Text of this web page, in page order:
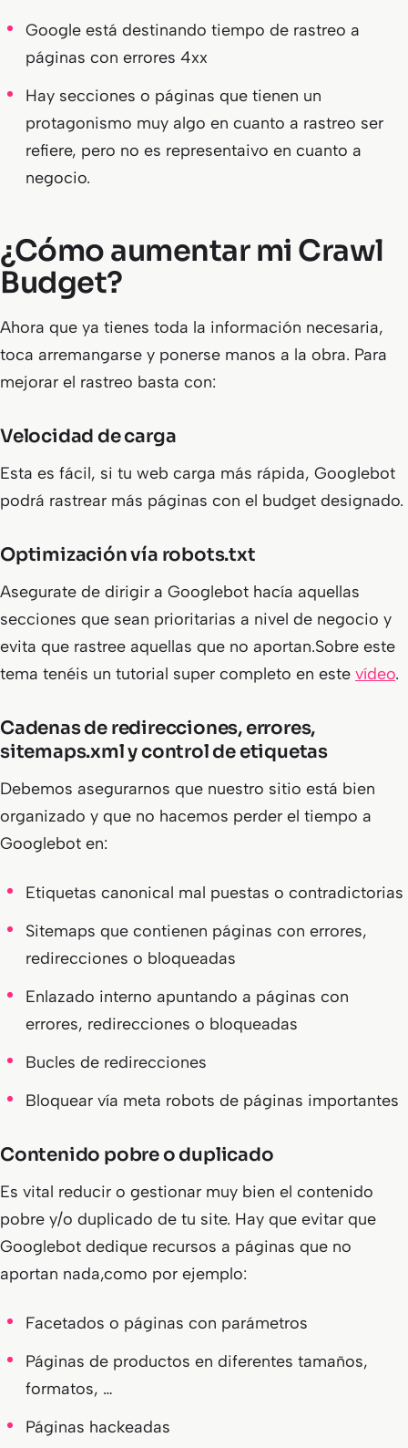
Google está destinando tiempo de rastreo a
páginas con errores 4xx
Hay secciones o páginas que tienen un
protagonismo muy algo en cuanto a rastreo ser
refiere, pero no es representaivo en cuanto a
negocio.
¿Cómo aumentar mi Crawl
Budget?
Ahora que ya tienes toda la información necesaria,
toca arremangarse y ponerse manos a la obra. Para
mejorar el rastreo basta con:
Velocidad de carga
Esta es fácil, si tu web carga más rápida, Googlebot
podrá rastrear más páginas con el budget designado.
Optimización vía robots.txt
Asegurate de dirigir a Googlebot hacía aquellas
secciones que sean prioritarias a nivel de negocio y
evita que rastree aquellas que no aportan.Sobre este
tema tenéis un tutorial super completo en este vídeo.
Cadenas de redirecciones, errores,
sitemaps.xml y control de etiquetas
Debemos asegurarnos que nuestro sitio está bien
organizado y que no hacemos perder el tiempo a
Googlebot en:
Etiquetas canonical mal puestas o contradictorias
Sitemaps que contienen páginas con errores,
redirecciones o bloqueadas
Enlazado interno apuntando a páginas con
errores, redirecciones o bloqueadas
Bucles de redirecciones
Bloquear vía meta robots de páginas importantes
Contenido pobre o duplicado
Es vital reducir o gestionar muy bien el contenido
pobre y/o duplicado de tu site. Hay que evitar que
Googlebot dedique recursos a páginas que no
aportan nada,como por ejemplo:
Facetados o páginas con parámetros
Páginas de productos en diferentes tamaños,
formatos, …
Páginas hackeadas